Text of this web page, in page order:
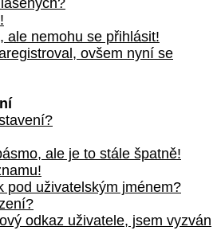
ale nemohu se přihlásit!
ovšem nyní se
ale je to stále špatně!
pod uživatelským jménem?
odkaz uživatele, jsem vyzván